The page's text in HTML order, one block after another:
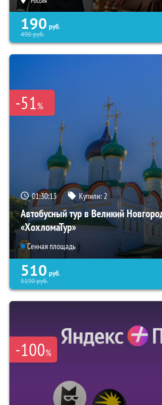
190 руб.
490руб.
-51%
01:30:12 Купили:2
Автобусный тур в Великий
«ХохломаТур»
Сенная площадь
510 руб.
5190руб.
-100%